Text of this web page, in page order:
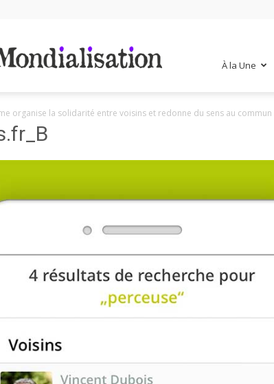
À la Une
organise la solidarité entre voisins et redonne du sens au commun